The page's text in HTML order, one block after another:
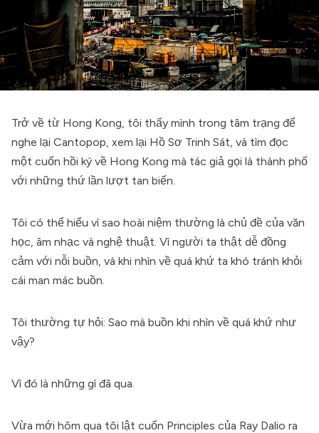
Trở về từ Hong Kong, tôi thấy mình trong tâm trạng để
nghe lại Cantopop, xem lại Hồ Sơ Trinh Sát, và tìm đọc
một cuốn hồi ký về Hong Kong mà tác giả gọi là thành phố
với những thứ lần lượt tan biến.
Tôi có thể hiểu vì sao hoài niệm thường là chủ đề của văn
học, âm nhạc và nghệ thuật. Vì người ta thật dễ đồng
cảm với nỗi buồn, và khi nhìn về quá khứ ta khó tránh khỏi
cái man mác buồn.
Tôi thường tự hỏi: Sao mà buồn khi nhìn về quá khứ như
vậy?
Vì đó là những gì đã qua.
Vừa mới hôm qua tôi lật cuốn Principles của Ray Dalio ra